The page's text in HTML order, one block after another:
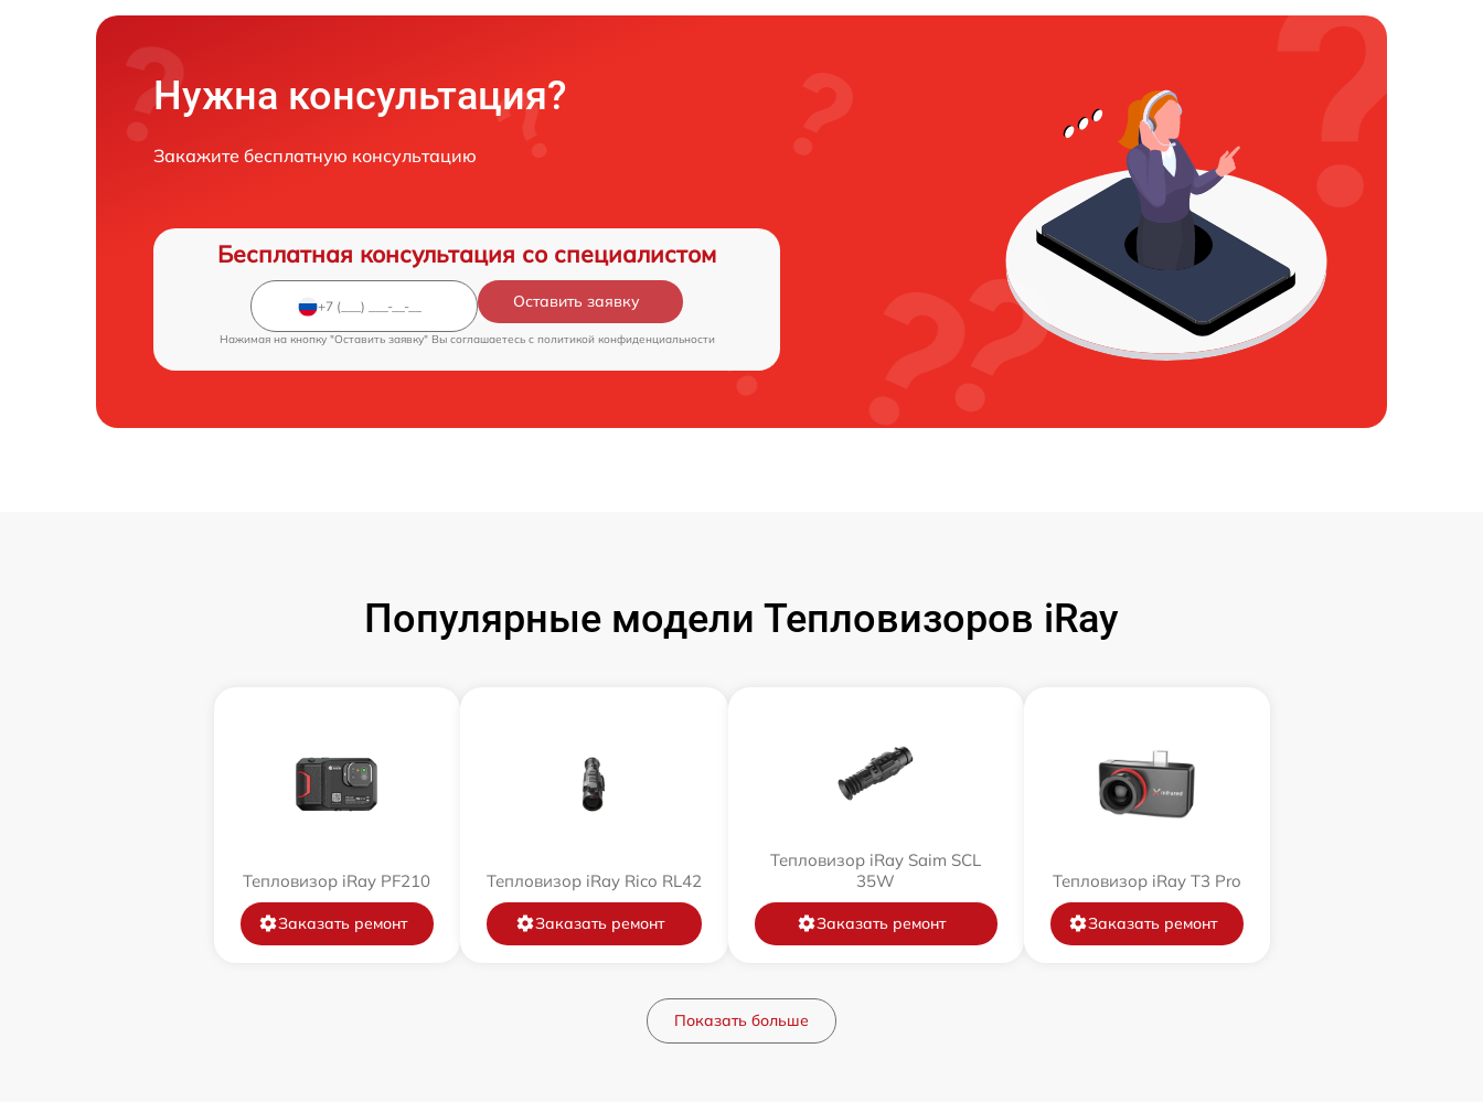
Нужна консультация?
Закажите бесплатную консультацию
Бесплатная консультация со специалистом
Оставить заявку
Нажимая на кнопку "Оставить заявку" Вы соглашаетесь c политикой конфиденциальности
Популярные модели Тепловизоров iRay
Тепловизор iRay PF210
Заказать ремонт
Тепловизор iRay Rico RL42
Заказать ремонт
Тепловизор iRay Saim SCL
35W
Заказать ремонт
Тепловизор iRay T3 Pro
Заказать ремонт
Показать больше